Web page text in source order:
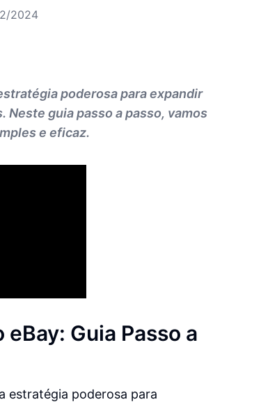
2024
poderosa para expandir
Neste guia passo a passo, vamos
e eficaz.
Guia Passo a
estratégia poderosa para